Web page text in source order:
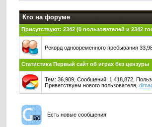
Кто на форуме
Присутствуют: 2342 (0 пользователей и 2342
Рекорд одновременного пребывания
Статистика Первый сайт об играх без цензуры
Тем: 36,909, Сообщений: 1,418,872,
Приветствуем нового пользователя,
Есть новые сообщения